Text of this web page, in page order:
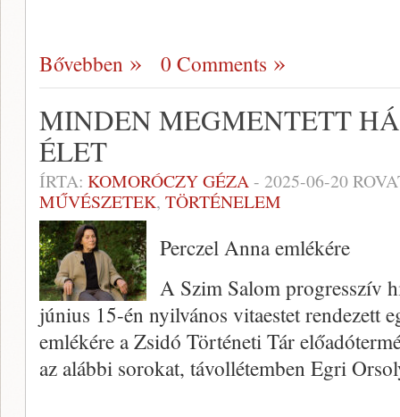
Bővebben 0 Comments
MINDEN MEGMENTETT
ÉLET
ÍRTA: KOMORÓCZY GÉZA- 2025-06-20
MŰVÉSZETEK, TÖRTÉNELEM
Perczel Anna emlékére
A Szim Salom progresszív
június 15-én nyilvános vitaestet rendezett
emlékére a Zsidó Történeti Tár
az alábbi sorokat, távollétemben Egri